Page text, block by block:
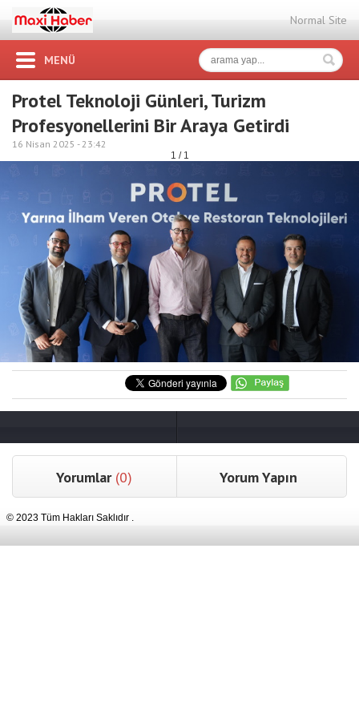
Normal Site
MENÜ
Protel Teknoloji Günleri, Turizm
Profesyonellerini Bir Araya Getirdi
16 Nisan 2025 -23:42
1 / 1
Yorumlar (0) Yorum Yapın
© 2023 Tüm Hakları Saklıdır .